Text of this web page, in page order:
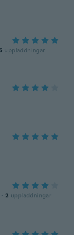
uppladdningar
· 2 uppladdningar